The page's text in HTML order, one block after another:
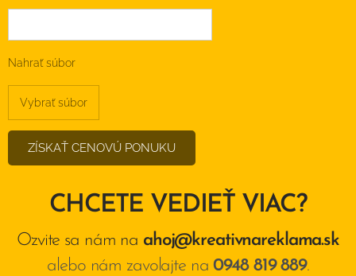
Nahrať súbor
Vybrať súbor
ZÍSKAŤ CENOVÚ PONUKU
CHCETE VEDIEŤ VIAC?
Ozvite sa nám na ahoj@kreativnareklama.sk
alebo nám zavolajte na0948 819 889.